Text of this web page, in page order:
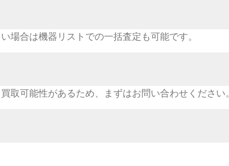
合は機器リストでの一括査定も可能です。
可能性があるため、まずはお問い合わせください。